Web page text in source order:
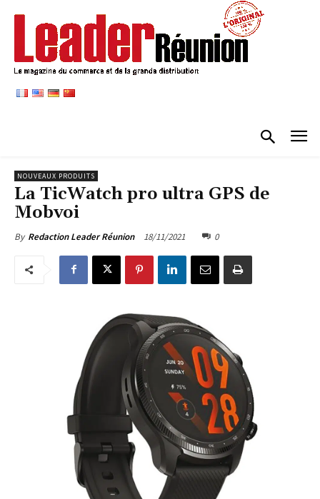
NOUVEAUX PRODUITS
La TicWatch pro ultra GPS de
Mobvoi
By Redaction Leader Réunion 18/11/2021 0